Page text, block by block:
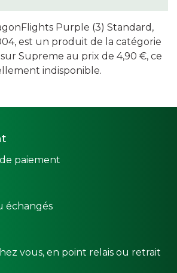
Purple (3) Standard,
est un produit de la catégorie
Supreme au prix de 4,90 €, ce
indisponible.
paiement
échangés
vous, en point relais ou retrait